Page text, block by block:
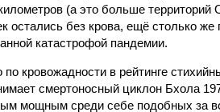
(а это больше территорий
остались без крова, ещё столько же
катастрофой пандемии.
по кровожадности в рейтинге
смертоносный циклон Бхола
мощным среди себе подобных за